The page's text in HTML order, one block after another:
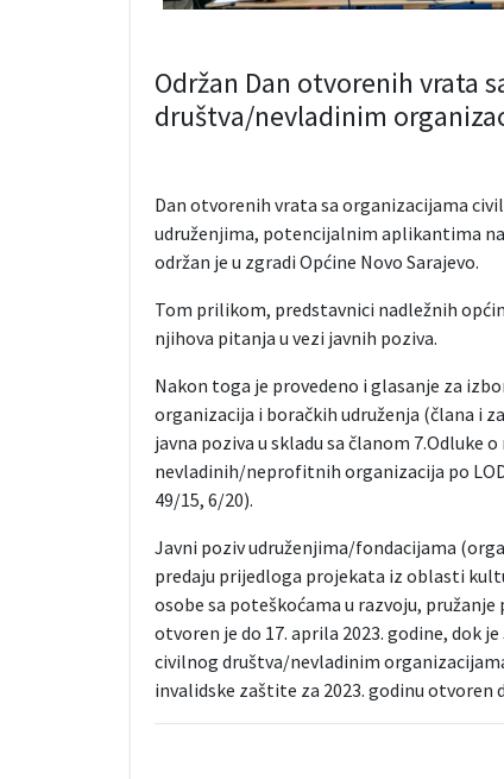
Održan Dan otvorenih vrata
društva/nevladinim
Dan otvorenih vrata sa organizacijama
udruženjima, potencijalnim aplikantima
održan je u zgradi Općine Novo Sarajevo.
Tom prilikom, predstavnici nadležnih
njihova pitanja u vezi javnih poziva.
Nakon toga je provedeno i glasanje za
organizacija i boračkih udruženja (člana i
javna poziva u skladu sa članom 7.Odluke
nevladinih/neprofitnih organizacija po
49/15, 6/20).
Javni poziv udruženjima/fondacijama
predaju prijedloga projekata iz oblasti
osobe sa poteškoćama u razvoju,
otvoren je do 17. aprila 2023. godine, dok
civilnog društva/nevladinim
invalidske zaštite za 2023. godinu otvoren